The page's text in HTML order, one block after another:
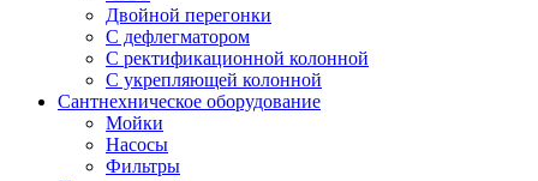
Двойной перегонки
С дефлегматором
С ректификационной колонной
С укрепляющей колонной
Сантнехническое оборудование
Мойки
Насосы
Фильтры